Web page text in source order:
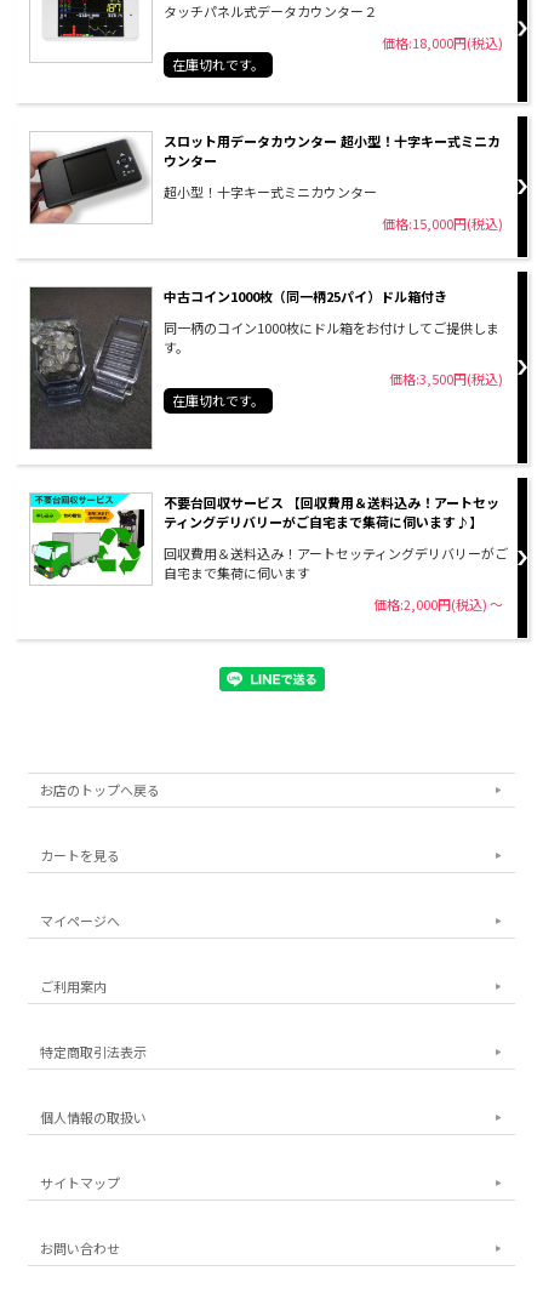
タッチパネル式データカウンター２
価格:18,000円(税込)
在庫切れです。
スロット用データカウンター 超小型！十字キー式ミニカ
ウンター
超小型！十字キー式ミニカウンター
価格:15,000円(税込)
中古コイン1000枚（同一柄25パイ）ドル箱付き
同一柄のコイン1000枚にドル箱をお付けしてご提供しま
す。
価格:3,500円(税込)
在庫切れです。
不要台回収サービス 【回収費用＆送料込み！アートセッ
ティングデリバリーがご自宅まで集荷に伺います♪】
回収費用＆送料込み！アートセッティングデリバリーがご
自宅まで集荷に伺います
価格:2,000円(税込)～
お店のトップへ戻る
カートを見る
マイページへ
ご利用案内
特定商取引法表示
個人情報の取扱い
サイトマップ
お問い合わせ